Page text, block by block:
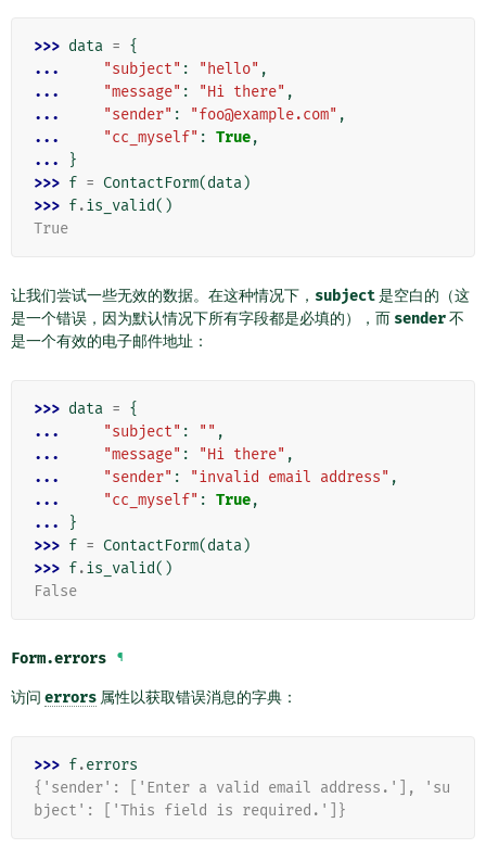
>>> data = {
...
"subject" : "hello" ,
...
"message" : "Hi there" ,
...
"sender" : "foo@example.com" ,
...
"cc_myself" : True,
...
}
>>> f = ContactForm(data)
>>> f.is_valid()
True
让我们尝试一些无效的数据。在这种情况下， subject是空白的（这
是一个错误，因为默认情况下所有字段都是必填的），而 sender不
是一个有效的电子邮件地址：
>>> data = {
...
"subject" : "" ,
...
"message" : "Hi there" ,
...
"sender" : "invalid email address" ,
...
"cc_myself" : True,
...
}
>>> f = ContactForm(data)
>>> f.is_valid()
False
Form.errors ¶
访问 errors 属性以获取错误消息的字典：
>>> f.errors
{'sender': ['Enter a valid email address.'], 'su
bject': ['This field is required.']}